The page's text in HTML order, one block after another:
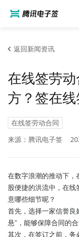
返回新闻资讯
在线签劳
方？签在
在线签劳动合同
来源：腾讯电子签
在数字浪潮的推动下
股便捷的洪流中，在
意哪些细节呢？
首先，选择一家信誉良
悬”，能够保障合同的
其次，在签订之前，务